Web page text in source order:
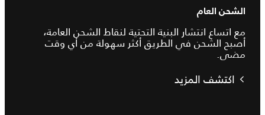
الشحن العام
مع اتساع انتشار البنية التحتية لنقاط الشحن العامة،
أصبح الشحن في الطريق أكثر سهولة من أي وقت
مضى.
اكتشف المزيد